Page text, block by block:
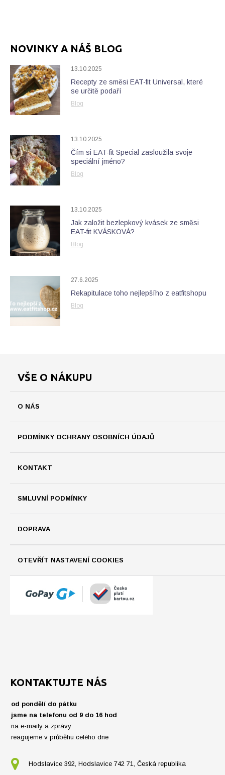
NOVINKY A NÁŠ BLOG
13.10.2025
Recepty ze směsi EAT-fit Universal, které
se určitě podaří
Blog
13.10.2025
Čím si EAT-fit Special zasloužila svoje
speciální jméno?
Blog
13.10.2025
Jak založit bezlepkový kvásek ze směsi
EAT-fit KVÁSKOVÁ?
Blog
27.6.2025
Rekapitulace toho nejlepšího z eatfitshopu
Blog
VŠE O NÁKUPU
O NÁS
PODMÍNKY OCHRANY OSOBNÍCH ÚDAJŮ
KONTAKT
SMLUVNÍ PODMÍNKY
DOPRAVA
OTEVŘÍT NASTAVENÍ COOKIES
KONTAKTUJTE NÁS
od pondělí do pátku
jsme na telefonu od 9 do 16 hod
na e-maily a zprávy
reagujeme v průběhu celého dne
Hodslavice 392, Hodslavice 742 71, Česká republika